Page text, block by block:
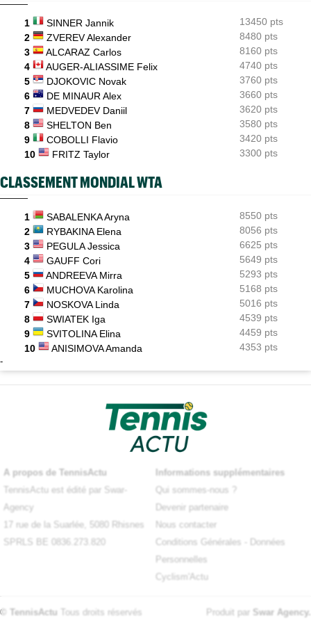
Bonzi proche du tableau, Gea, Draper et Wawrinka en qualifs
1 SINNER Jannik
13450 pts
2
ZVEREV Alexander
8480 pts
3
ALCARAZ Carlos
8160 pts
4
AUGER-ALIASSIME Felix
4740 pts
5
DJOKOVIC Novak
3760 pts
6
DE MINAUR Alex
3660 pts
7
MEDVEDEV Daniil
3620 pts
8
SHELTON Ben
3580 pts
9
COBOLLI Flavio
3420 pts
10
FRITZ Taylor 3300 pts
CLASSEMENT MONDIAL WTA
1 SABALENKA Aryna
8550 pts
2
RYBAKINA Elena
8056 pts
3
PEGULA Jessica
6625 pts
4
GAUFF Cori
5649 pts
5
ANDREEVA Mirra
5293 pts
6
MUCHOVA Karolina
5168 pts
7
NOSKOVA Linda
5016 pts
8
SWIATEK Iga
4539 pts
9
SVITOLINA Elina
4459 pts
10
ANISIMOVA Amanda 4353 pts
-
A propos de TennisActu
TennisActu est édité par Swar-
Agency
17 rue de la Suarlée, 5080 Rhisnes
SPRLS BE 0836.273.820
Informations supplémentaires
Qui sommes-nous ?
Devenir partenaire
Nous contacter
Conditions Générales
Données
Personnelles
Cyclism'Actu
© TennisActu Tous droits réservés Produit par Swar Agency.